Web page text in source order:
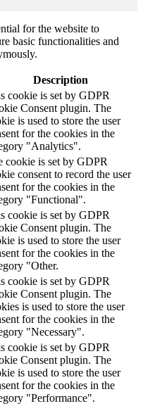
for the website to
basic functionalities and
Description
cookie is set by GDPR
Consent plugin. The
is used to store the user
for the cookies in the
"Analytics".
cookie is set by GDPR
consent to record the user
for the cookies in the
"Functional".
cookie is set by GDPR
Consent plugin. The
is used to store the user
for the cookies in the
"Other.
cookie is set by GDPR
Consent plugin. The
is used to store the user
for the cookies in the
"Necessary".
cookie is set by GDPR
Consent plugin. The
is used to store the user
for the cookies in the
"Performance".